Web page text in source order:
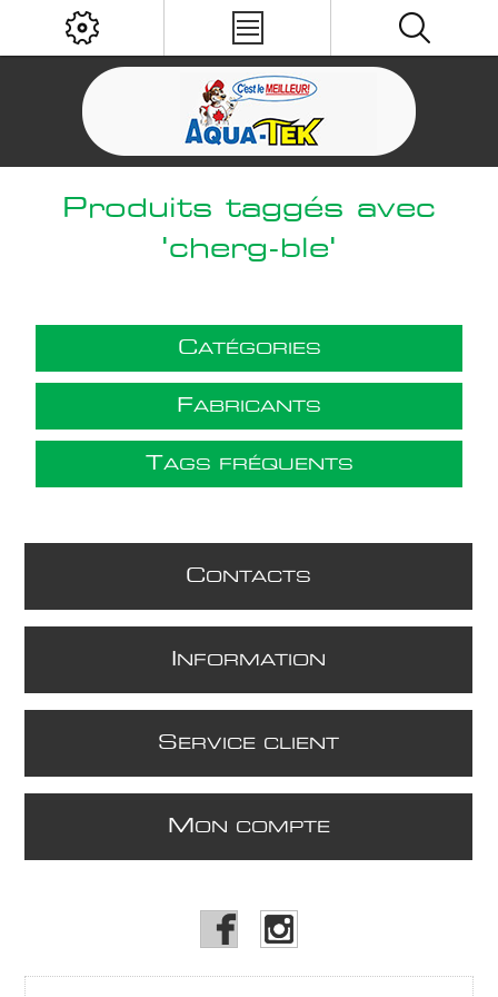
Produits taggés avec
'cherg-ble'
CATÉGORIES
FABRICANTS
TAGS FRÉQUENTS
CONTACTS
NFORMATION
S ERVICE CLIENT
M ON COMPTE